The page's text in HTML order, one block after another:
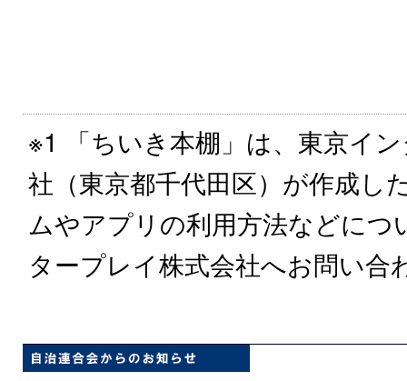
※1 「ちいき本棚」は、東京イ
社（東京都千代田区）が作成し
ムやアプリの利用方法などにつ
タープレイ株式会社へお問い合